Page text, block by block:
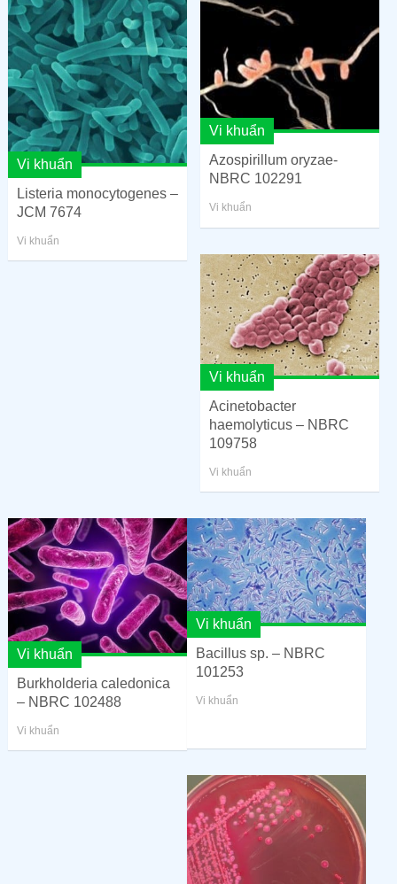
Vi khuẩn
Listeria monocytogenes –
JCM 7674
Vi khuẩn
Vi khuẩn
Azospirillum oryzae-
NBRC 102291
Vi khuẩn
Vi khuẩn
Acinetobacter
haemolyticus – NBRC
109758
Vi khuẩn
Vi khuẩn
Burkholderia caledonica
– NBRC 102488
Vi khuẩn
Vi khuẩn
Bacillus sp. – NBRC
101253
Vi khuẩn